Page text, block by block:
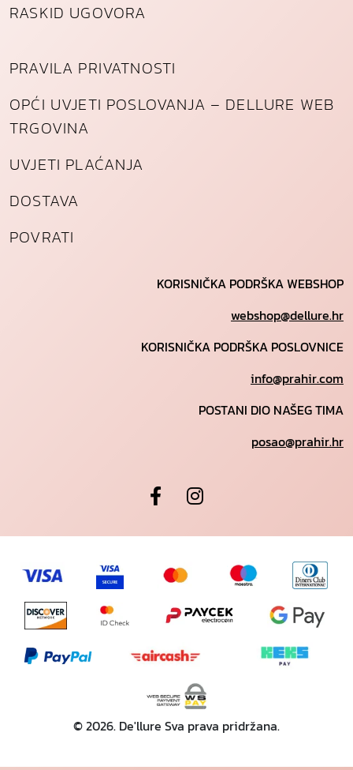
RASKID UGOVORA
PRAVILA PRIVATNOSTI
OPĆI UVJETI POSLOVANJA – DELLURE WEB
TRGOVINA
UVJETI PLAĆANJA
DOSTAVA
POVRATI
KORISNIČKA PODRŠKA WEBSHOP
webshop@dellure.hr
KORISNIČKA PODRŠKA POSLOVNICE
info@prahir.com
POSTANI DIO NAŠEG TIMA
posao@prahir.hr
© 2026. De'llure Sva prava pridržana.